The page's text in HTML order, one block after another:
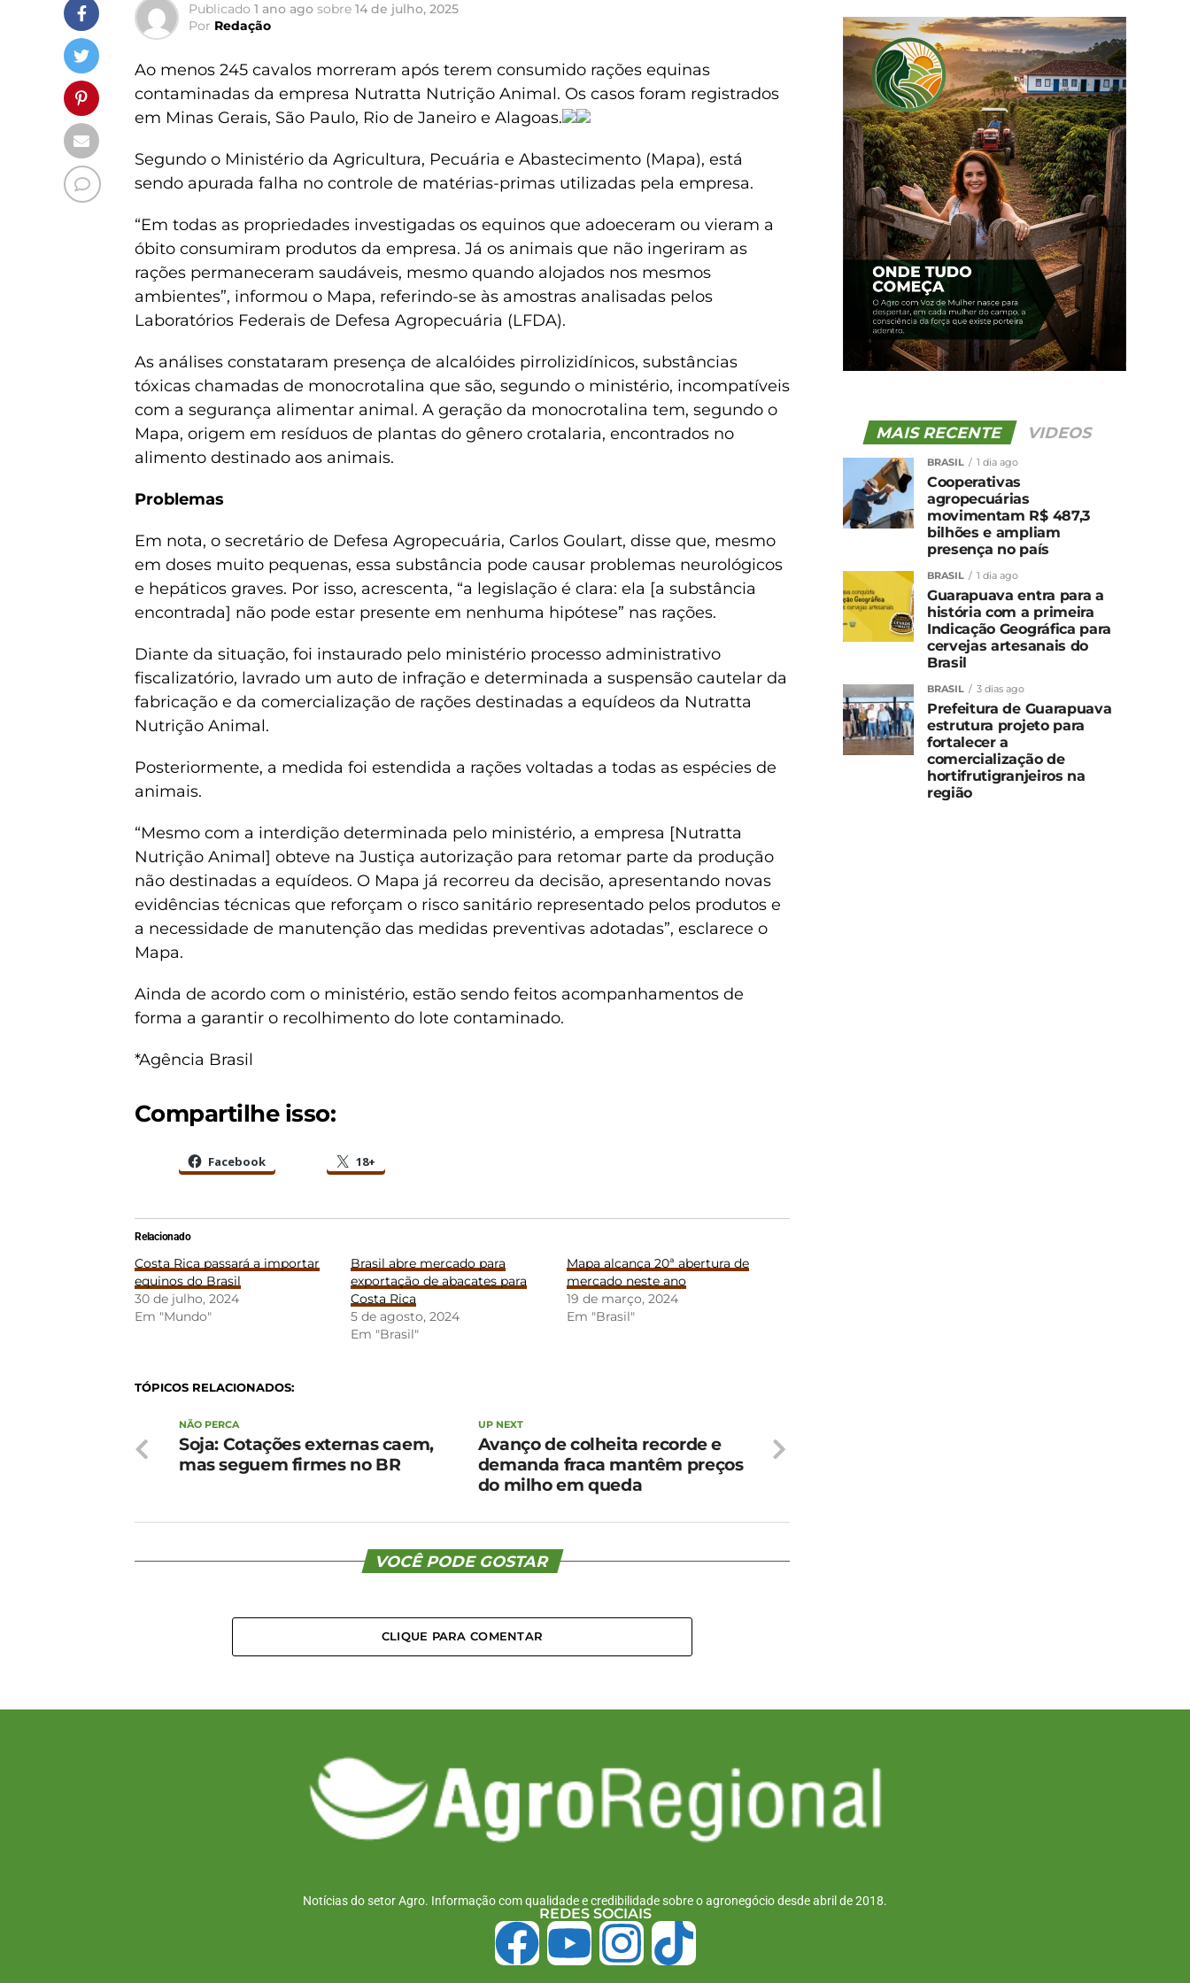
Publicado 1 ano ago sobre 14 de julho, 2025
Por Redação
Ao menos 245 cavalos morreram após terem consumido rações equinas
contaminadas da empresa Nutratta Nutrição Animal. Os casos foram registrados
em Minas Gerais, São Paulo, Rio de Janeiro e Alagoas.
Segundo o Ministério da Agricultura, Pecuária e Abastecimento (Mapa), está
sendo apurada falha no controle de matérias-primas utilizadas pela empresa.
“Em todas as propriedades investigadas os equinos que adoeceram ou vieram a
óbito consumiram produtos da empresa. Já os animais que não ingeriram as
rações permaneceram saudáveis, mesmo quando alojados nos mesmos
ambientes”, informou o Mapa, referindo-se às amostras analisadas pelos
Laboratórios Federais de Defesa Agropecuária (LFDA).
As análises constataram presença de alcalóides pirrolizidínicos, substâncias
tóxicas chamadas de monocrotalina que são, segundo o ministério, incompatíveis
com a segurança alimentar animal. A geração da monocrotalina tem, segundo o
Mapa, origem em resíduos de plantas do gênero crotalaria, encontrados no
alimento destinado aos animais.
Problemas
Em nota, o secretário de Defesa Agropecuária, Carlos Goulart, disse que, mesmo
em doses muito pequenas, essa substância pode causar problemas neurológicos
e hepáticos graves. Por isso, acrescenta, “a legislação é clara: ela [a substância
encontrada] não pode estar presente em nenhuma hipótese” nas rações.
Diante da situação, foi instaurado pelo ministério processo administrativo
fiscalizatório, lavrado um auto de infração e determinada a suspensão cautelar da
fabricação e da comercialização de rações destinadas a equídeos da Nutratta
Nutrição Animal.
Posteriormente, a medida foi estendida a rações voltadas a todas as espécies de
animais.
“Mesmo com a interdição determinada pelo ministério, a empresa [Nutratta
Nutrição Animal] obteve na Justiça autorização para retomar parte da produção
não destinadas a equídeos. O Mapa já recorreu da decisão, apresentando novas
evidências técnicas que reforçam o risco sanitário representado pelos produtos e
a necessidade de manutenção das medidas preventivas adotadas”, esclarece o
Mapa.
Ainda de acordo com o ministério, estão sendo feitos acompanhamentos de
forma a garantir o recolhimento do lote contaminado.
*Agência Brasil
Compartilhe isso:
Facebook 18+
Relacionado
Costa Rica passará a importar
equinos do Brasil
30 de julho, 2024
Em "Mundo"
Brasil abre mercado para
exportação de abacates para
Costa Rica
5 de agosto, 2024
Em "Brasil"
Mapa alcança 20ª abertura de
mercado neste ano
19 de março, 2024
Em "Brasil"
TÓPICOS RELACIONADOS:
UP NEXT
Avanço de colheita recorde e
demanda fraca mantêm preços
do milho em queda
NÃO PERCA
Soja: Cotações externas caem,
mas seguem firmes no BR
VOCÊ PODE GOSTAR
CLIQUE PARA COMENTAR
MAIS RECENTE VIDEOS
BRASIL 1 dia ago
Cooperativas
agropecuárias
movimentam R$ 487,3
bilhões e ampliam
presença no país
BRASIL 1 dia ago
Guarapuava entra para a
história com a primeira
Indicação Geográfica para
cervejas artesanais do
Brasil
BRASIL 3 dias ago
Prefeitura de Guarapuava
estrutura projeto para
fortalecer a
comercialização de
hortifrutigranjeiros na
região
Notícias do setor Agro. Informação com qualidade e credibilidade sobre o agronegócio desde abril de 2018.
REDES SOCIAIS